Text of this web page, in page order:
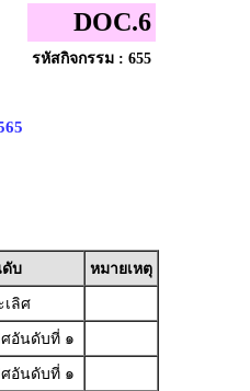
DOC.6
รหัสกิจกรรม : 655
ดับ
หมายเหตุ
เลิศ
ศอันดับที่ ๑
ศอันดับที่ ๑